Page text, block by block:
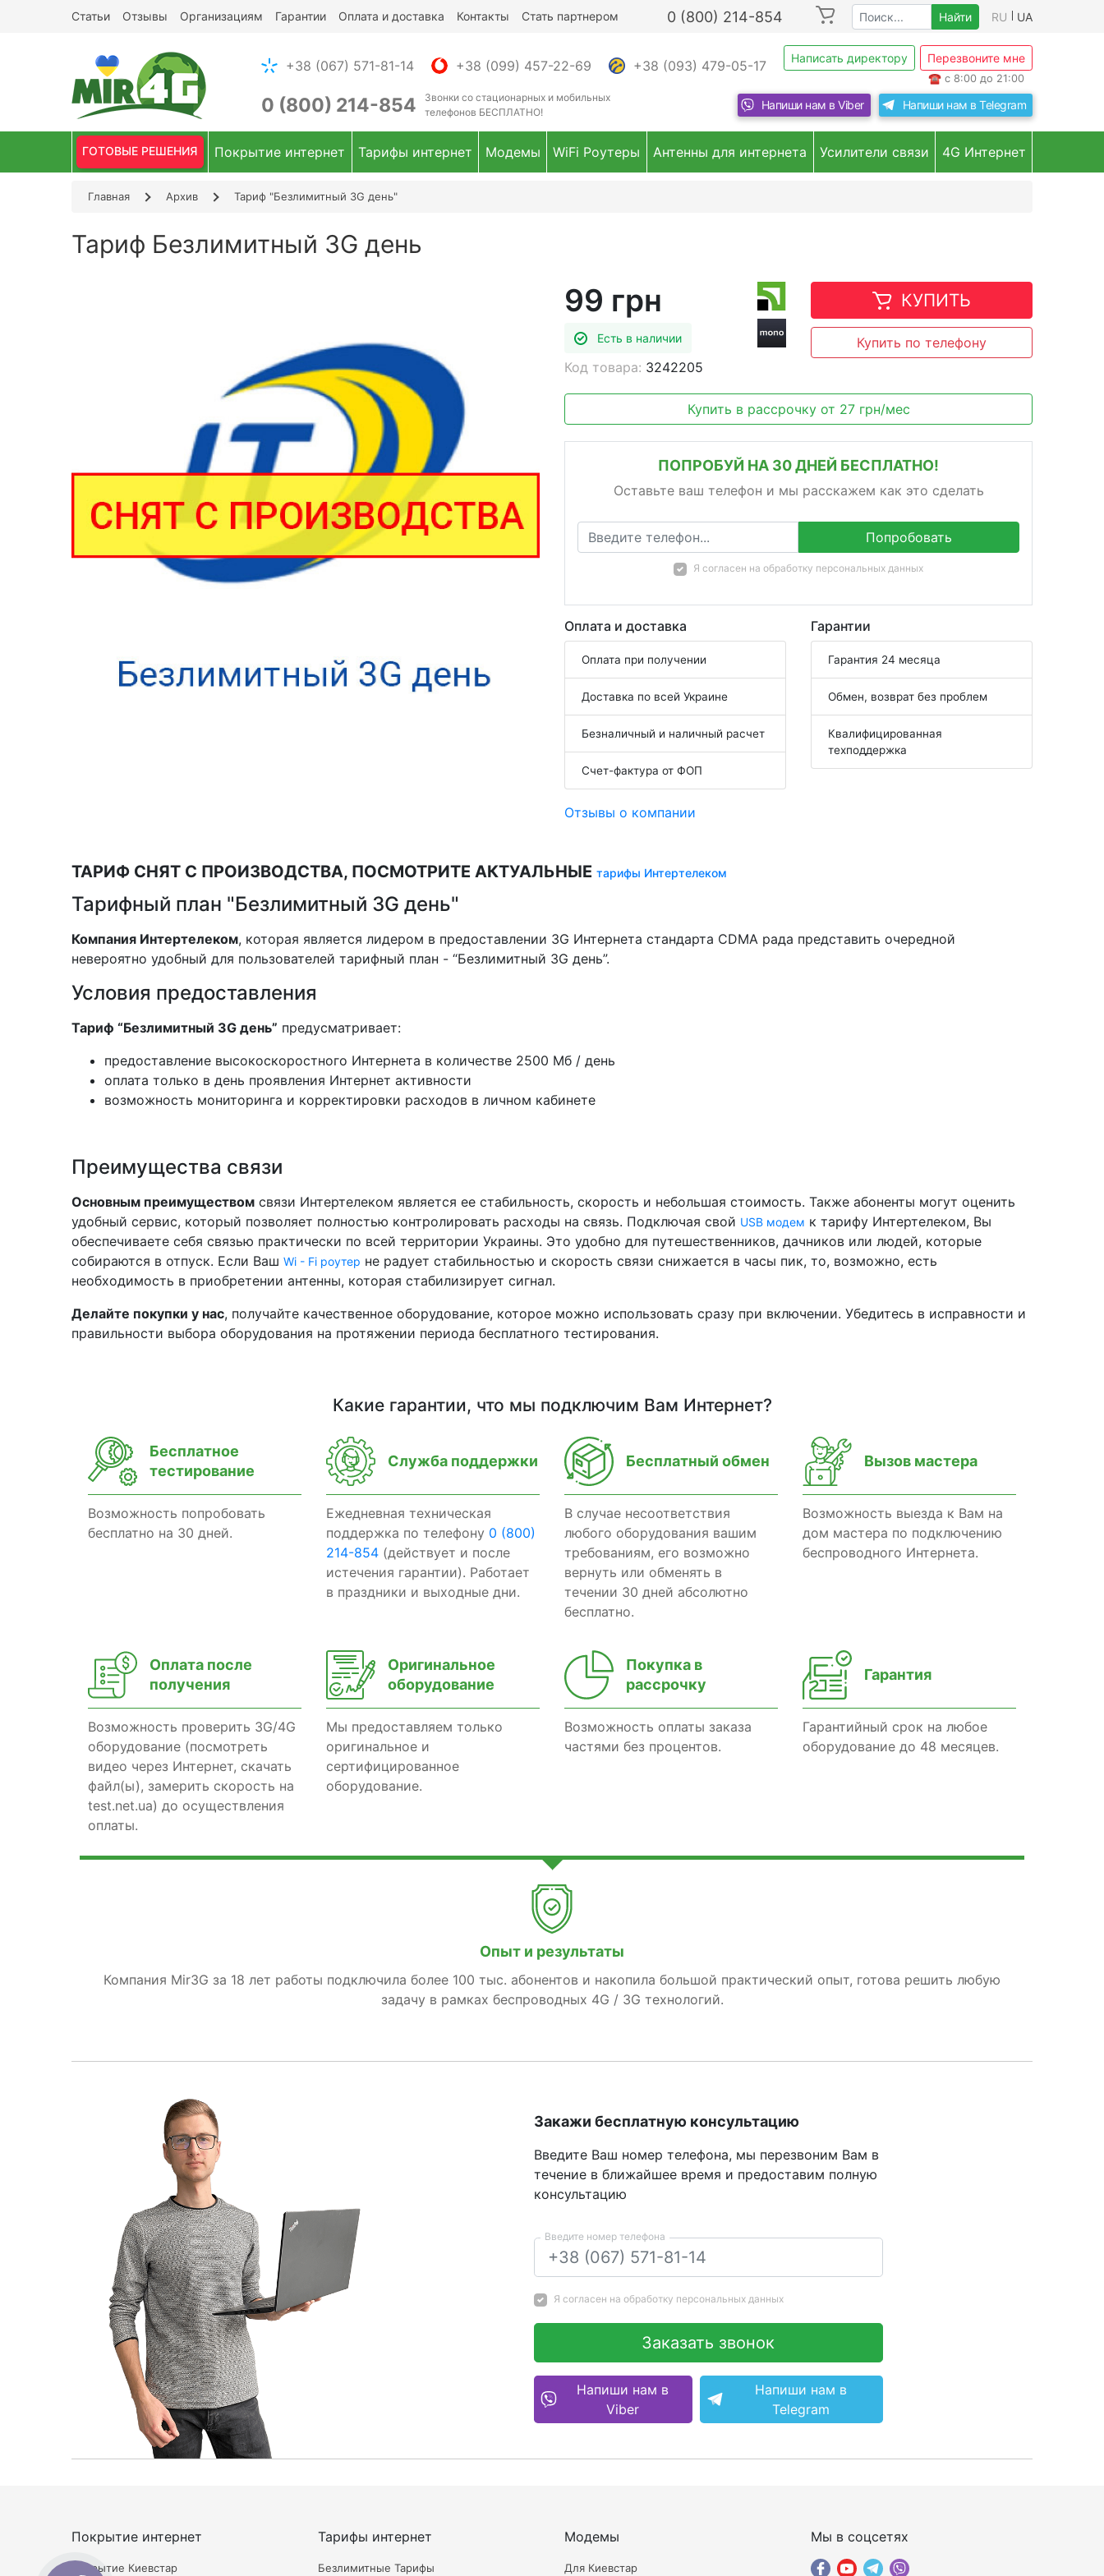
Статьи Отзывы Организациям Гарантии Оплата и доставка Контакты Стать партнером 0 (800) 214-854 Найти RU UA
+38 (067) 571-81-14 +38 (099) 457-22-69 +38 (093) 479-05-17 Написать директору Перезвоните мне
☎ с 8:00 до 21:00
0 (800) 214-854 Звонки со стационарных и мобильных
телефонов БЕСПЛАТНО! Напиши нам в Viber Напиши нам в Telegram
ГОТОВЫЕ РЕШЕНИЯ Покрытие интернет Тарифы интернет Модемы WiFi Роутеры Антенны для интернета Усилители связи 4G Интернет
Главная Архив Тариф "Безлимитный 3G день"
Тариф Безлимитный 3G день
99 грн
Есть в наличии
Код товара: 3242205
КУПИТЬ
Купить по телефону
Купить в рассрочку от 27 грн/мес
ПОПРОБУЙ НА 30 ДНЕЙ БЕСПЛАТНО!
Оставьте ваш телефон и мы расскажем как это сделать
Попробовать
Я согласен на обработку персональных данных
Оплата и доставка
Оплата при получении
Доставка по всей Украине
Безналичный и наличный расчет
Счет-фактура от ФОП
Гарантии
Гарантия 24 месяца
Обмен, возврат без проблем
Квалифицированная
техподдержка
Отзывы о компании
ТАРИФ СНЯТ С ПРОИЗВОДСТВА, ПОСМОТРИТЕ АКТУАЛЬНЫЕ тарифы Интертелеком
Тарифный план "Безлимитный 3G день"
Компания Интертелеком, которая является лидером в предоставлении 3G Интернета стандарта CDMA рада представить очередной
невероятно удобный для пользователей тарифный план - “Безлимитный 3G день”.
Условия предоставления
Тариф “Безлимитный 3G день” предусматривает:
предоставление высокоскоростного Интернета в количестве 2500 Мб / день
оплата только в день проявления Интернет активности
возможность мониторинга и корректировки расходов в личном кабинете
Преимущества связи
Основным преимуществом связи Интертелеком является ее стабильность, скорость и небольшая стоимость. Также абоненты могут оценить
удобный сервис, который позволяет полностью контролировать расходы на связь. Подключая свой USB модем к тарифу Интертелеком, Вы
обеспечиваете себя связью практически по всей территории Украины. Это удобно для путешественников, дачников или людей, которые
собираются в отпуск. Если Ваш Wi - Fi роутер не радует стабильностью и скорость связи снижается в часы пик, то, возможно, есть
необходимость в приобретении антенны, которая стабилизирует сигнал.
Делайте покупки у нас, получайте качественное оборудование, которое можно использовать сразу при включении. Убедитесь в исправности и
правильности выбора оборудования на протяжении периода бесплатного тестирования.
Какие гарантии, что мы подключим Вам Интернет?
Бесплатное
тестирование
Возможность попробовать
бесплатно на 30 дней.
Служба поддержки
Ежедневная техническая
поддержка по телефону 0 (800)
214-854 (действует и после
истечения гарантии). Работает
в праздники и выходные дни.
Бесплатный обмен
В случае несоответствия
любого оборудования вашим
требованиям, его возможно
вернуть или обменять в
течении 30 дней абсолютно
бесплатно.
Вызов мастера
Возможность выезда к Вам на
дом мастера по подключению
беспроводного Интернета.
Оплата после
получения
Возможность проверить 3G/4G
оборудование (посмотреть
видео через Интернет, скачать
файл(ы), замерить скорость на
test.net.ua) до осуществления
оплаты.
Оригинальное
оборудование
Мы предоставляем только
оригинальное и
сертифицированное
оборудование.
Покупка в
рассрочку
Возможность оплаты заказа
частями без процентов.
Гарантия
Гарантийный срок на любое
оборудование до 48 месяцев.
Опыт и результаты
Компания Mir3G за 18 лет работы подключила более 100 тыс. абонентов и накопила большой практический опыт, готова решить любую
задачу в рамках беспроводных 4G / 3G технологий.
Закажи бесплатную консультацию
Введите Ваш номер телефона, мы перезвоним Вам в
течение в ближайшее время и предоставим полную
консультацию
Введите номер телефона
Я согласен на обработку персональных данных
Заказать звонок
Напиши нам в
Viber
Напиши нам в
Telegram
Покрытие интернет
Покрытие Киевстар
Тарифы интернет
Безлимитные Тарифы
Модемы
Для Киевстар
Мы в соцсетях
ПОДОБРАТЬ ИНТЕРНЕТ С
ИН
ЖЕНЕРОМ-
КОНСУЛЬТАНТОМ